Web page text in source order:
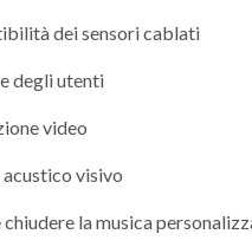
dei sensori cablati
degli utenti
video
visivo
la musica